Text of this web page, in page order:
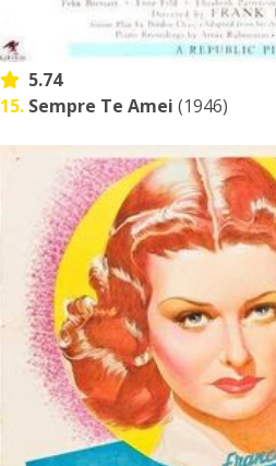
5.74
15. Sempre Te Amei (1946)